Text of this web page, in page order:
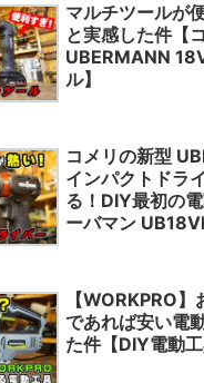
マルチツールが
と実感した件【
UBERMANN
ル】
コメリの新型
インパクトドラ
る！DIY最初の
ーバマン
【WORKPRO
であれば安い電
た件【DIY電動工